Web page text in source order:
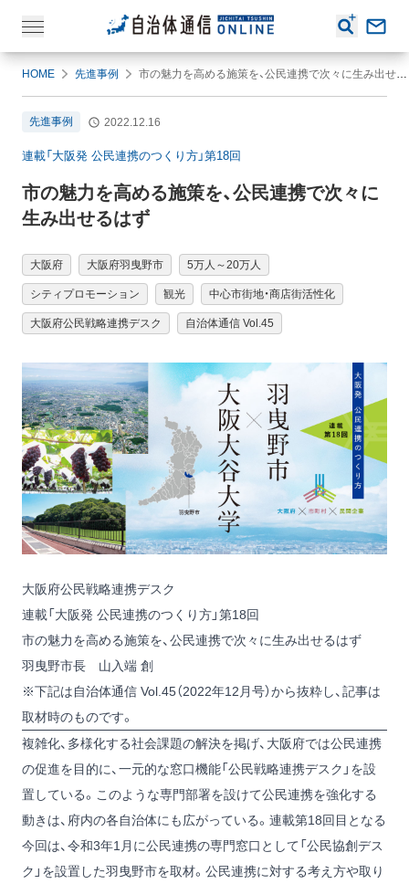
HOME 先進事例 市の魅力を高める施策を、公民連携で次々に生み出せるはず
先進事例 2022.12.16
連載「大阪発 公民連携のつくり方」第18回
市の魅力を高める施策を、公民連携で次々に
生み出せるはず
大阪府 大阪府羽曳野市 5万人～20万人
シティプロモーション 観光 中心市街地・商店街活性化
大阪府公民戦略連携デスク 自治体通信 Vol.45
大阪府公民戦略連携デスク
連載「大阪発 公民連携のつくり方」第18回
市の魅力を高める施策を、公民連携で次々に生み出せるはず
羽曳野市長 山入端 創
※下記は自治体通信 Vol.45（2022年12月号）から抜粋し、記事は
取材時のものです。
複雑化、多様化する社会課題の解決を掲げ、大阪府では公民連携
の促進を目的に、一元的な窓口機能「公民戦略連携デスク」を設
置している。このような専門部署を設けて公民連携を強化する
動きは、府内の各自治体にも広がっている。連載第18回目となる
今回は、令和3年1月に公民連携の専門窓口として「公民協創デス
ク」を設置した羽曳野市を取材。公民連携に対する考え方や取り